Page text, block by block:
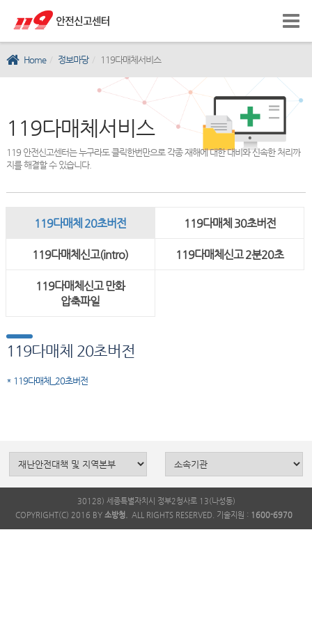
Home 정보마당 119다매체서비스
119다매체서비스
119 안전신고센터는 누구라도 클릭한번만으로 각종 재해에 대한 대비와 신속한 처리까
지를 해결할 수 있습니다.
119다매체 20초버전 119다매체 30초버전
119다매체신고(intro) 119다매체신고 2분20초
119다매체신고 만화
압축파일
119다매체 20초버전
* 119다매체_20초버전
30128) 세종특별자치시 정부2청사로 13(나성동)
COPYRIGHT(C) 2016 BY 소방청. ALL RIGHTS RESERVED. 기술지원 : 1600-6970